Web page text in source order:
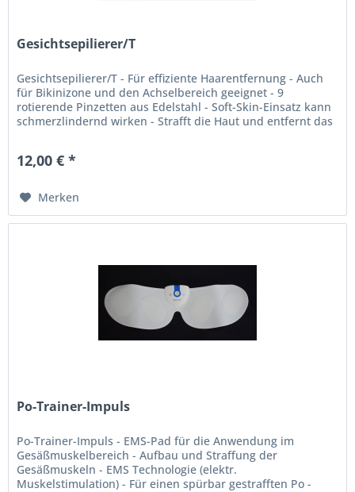
Gesichtsepilierer/T
Gesichtsepilierer/T - Für effiziente Haarentfernung - Auch
für Bikinizone und den Achselbereich geeignet - 9
rotierende Pinzetten aus Edelstahl - Soft-Skin-Einsatz kann
schmerzlindernd wirken - Strafft die Haut und entfernt das
12,00 € *
Merken
Po-Trainer-Impuls
Po-Trainer-Impuls - EMS-Pad für die Anwendung im
Gesäßmuskelbereich - Aufbau und Straffung der
Gesäßmuskeln - EMS Technologie (elektr.
Muskelstimulation) - Für einen spürbar gestrafften Po -